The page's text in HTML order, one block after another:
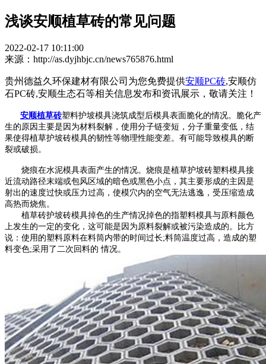
浅谈安顺植草砖的常见问题
2022-02-17 10:11:00
来源：http://as.dyjhbjc.cn/news765876.html
贵州德益久环保建材有限公司为您免费提供安顺PC砖,安顺仿
石PC砖,安顺生态石等相关信息发布和资讯展示，敬请关注！
安顺植草砖塑料护坡模具浇筑成型后模具表面脆化的情况。
脆化产
生的原因主要是因为材料裂解，使用分子链变短，分子重量变低，结
果使得植草护坡砖模具的韧性等物理性能变差。有可能导致模具的断
裂或破损。
烧痕在水泥模具表面产生的情况。 烧痕是植草护坡砖塑料模具接
近流动路径末端或包风区域的暗色或黑色小点，其主要形成的主因是
射出的速度过快或压力过高，使模穴内的空气无法逃逸，受压缩造成
高热而烧焦。
植草砖护坡砖模具掉色的生产情况掉色的指塑料模具与原料颜色
上发生的一定的变化，这可能是因为原料裂解或被污染造成的。比方
说：使用的塑料原料在料筒内带的时间过长;料筒温度过高，造成的塑
料变色;采用了二次回料的 情况。